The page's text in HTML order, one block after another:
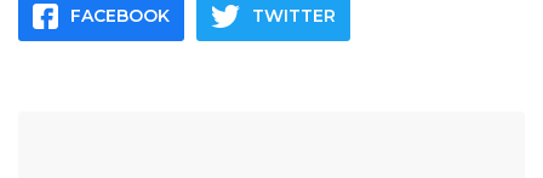
FACEBOOK TWITTER